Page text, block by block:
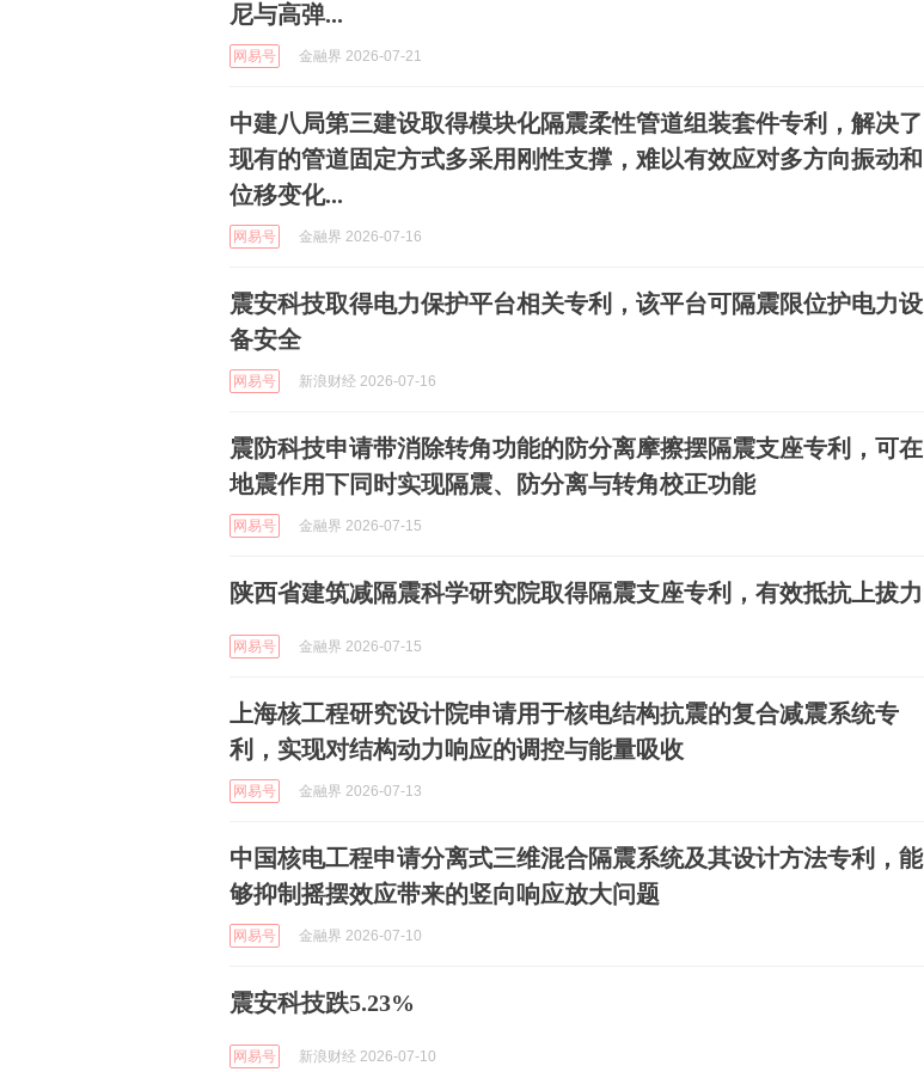
尼与高弹...
网易号 金融界 2026-07-21
中建八局第三建设取得模块化隔震柔性管道组装套件专利，解决了
现有的管道固定方式多采用刚性支撑，难以有效应对多方向振动和
位移变化...
网易号 金融界 2026-07-16
震安科技取得电力保护平台相关专利，该平台可隔震限位护电力设
备安全
网易号 新浪财经 2026-07-16
震防科技申请带消除转角功能的防分离摩擦摆隔震支座专利，可在
地震作用下同时实现隔震、防分离与转角校正功能
网易号 金融界 2026-07-15
陕西省建筑减隔震科学研究院取得隔震支座专利，有效抵抗上拔力
网易号 金融界 2026-07-15
上海核工程研究设计院申请用于核电结构抗震的复合减震系统专
利，实现对结构动力响应的调控与能量吸收
网易号 金融界 2026-07-13
中国核电工程申请分离式三维混合隔震系统及其设计方法专利，能
够抑制摇摆效应带来的竖向响应放大问题
网易号 金融界 2026-07-10
震安科技跌5.23%
网易号 新浪财经 2026-07-10